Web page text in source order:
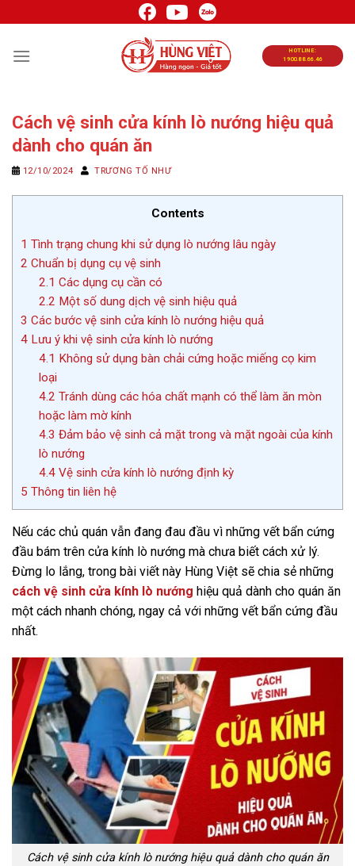
đến
nội
HOTLINE:
1900.88.66.46
Cách vệ sinh cửa kính lò nướng hiệu quả
dành cho quán ăn
12/10/2024 TRƯƠNG TỐ NHƯ
Contents
1 Tình trạng chung khi sử dụng lò nướng lâu ngày
2 Chuẩn bị dụng cụ vệ sinh
2.1 Các dụng cụ cần có
2.2 Một số dung dịch vệ sinh hiệu quả
3 Các bước vệ sinh cửa kính lò nướng hiệu quả
4 Lưu ý khi vệ sinh cửa kính lò nướng
4.1 Không sử dụng bàn chải cứng hoặc miếng cọ kim
loại
4.2 Tránh dùng các hóa chất mạnh có thể làm ăn mòn
hoặc làm mờ kính
4.3 Đảm bảo vệ sinh cả mặt trong và mặt ngoài của kính
lò nướng
4.4Vệ sinh cửa kính lò nướng định kỳ
5 Thông tin liên hệ
Nếu các chủ quán vẫn đang đau đầu vì những vết bẩn cứng
đầu bám trên cửa kính lò nướng mà chưa biết cách xử lý.
Đừng lo lắng, trong bài viết này Hùng Việt sẽ chia sẻ những
cách vệ sinh cửa kính lò nướng hiệu quả dành cho quán ăn
một cách nhanh chóng, ngay cả với những vết bẩn cứng đầu
nhất.
Cách vệ sinh cửa kính lò nướng hiệu quả dành cho quán ăn